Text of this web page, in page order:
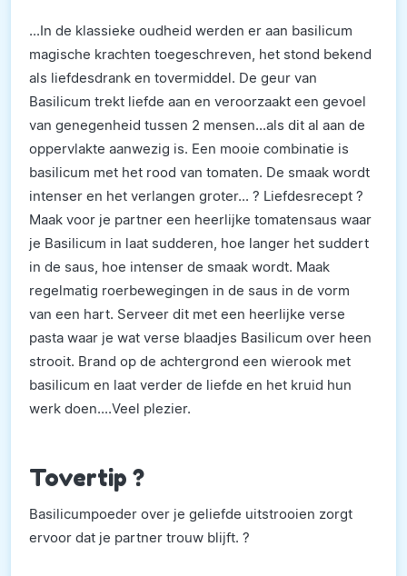
...In de klassieke oudheid werden er aan basilicum
magische krachten toegeschreven, het stond bekend
als liefdesdrank en tovermiddel. De geur van
Basilicum trekt liefde aan en veroorzaakt een gevoel
van genegenheid tussen 2 mensen...als dit al aan de
oppervlakte aanwezig is. Een mooie combinatie is
basilicum met het rood van tomaten. De smaak wordt
intenser en het verlangen groter... ? Liefdesrecept ?
Maak voor je partner een heerlijke tomatensaus waar
je Basilicum in laat sudderen, hoe langer het suddert
in de saus, hoe intenser de smaak wordt. Maak
regelmatig roerbewegingen in de saus in de vorm
van een hart. Serveer dit met een heerlijke verse
pasta waar je wat verse blaadjes Basilicum over heen
strooit. Brand op de achtergrond een wierook met
basilicum en laat verder de liefde en het kruid hun
werk doen....Veel plezier.
Tovertip ?
Basilicumpoeder over je geliefde uitstrooien zorgt
ervoor dat je partner trouw blijft. ?